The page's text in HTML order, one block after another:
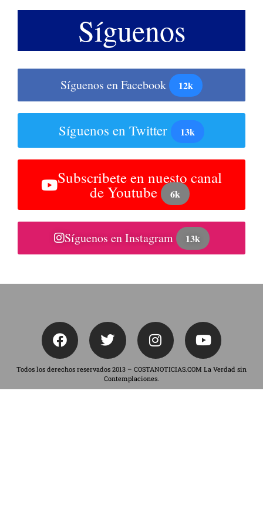
Síguenos
Síguenos en Facebook 12k
Síguenos en Twitter 13k
Subscribete en nuesto canal
de Youtube 6k
Síguenos en Instagram 13k
Todos los derechos reservados 2013 – COSTANOTICIAS.COM La Verdad sin
Contemplaciones.